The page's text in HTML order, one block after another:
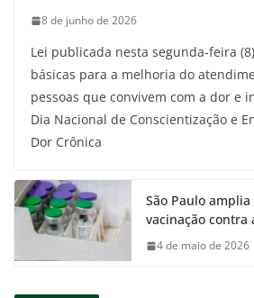
8 de junho de 2026
Lei publicada nesta segunda-feira
básicas para a melhoria do
pessoas que convivem com a dor e
Dia Nacional de Conscientização e
Dor Crônica
São Paulo
vacinação contra
4 de maio de 2026